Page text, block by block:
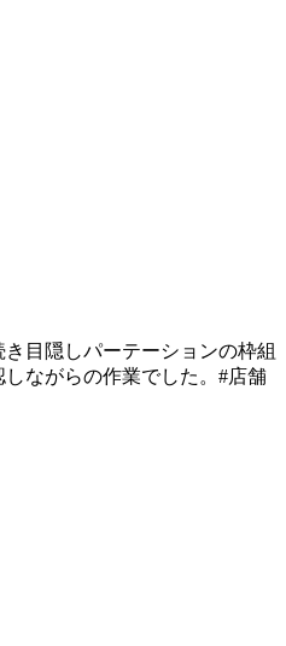
目隠しパーテーションの枠組
ながらの作業でした。#店舗